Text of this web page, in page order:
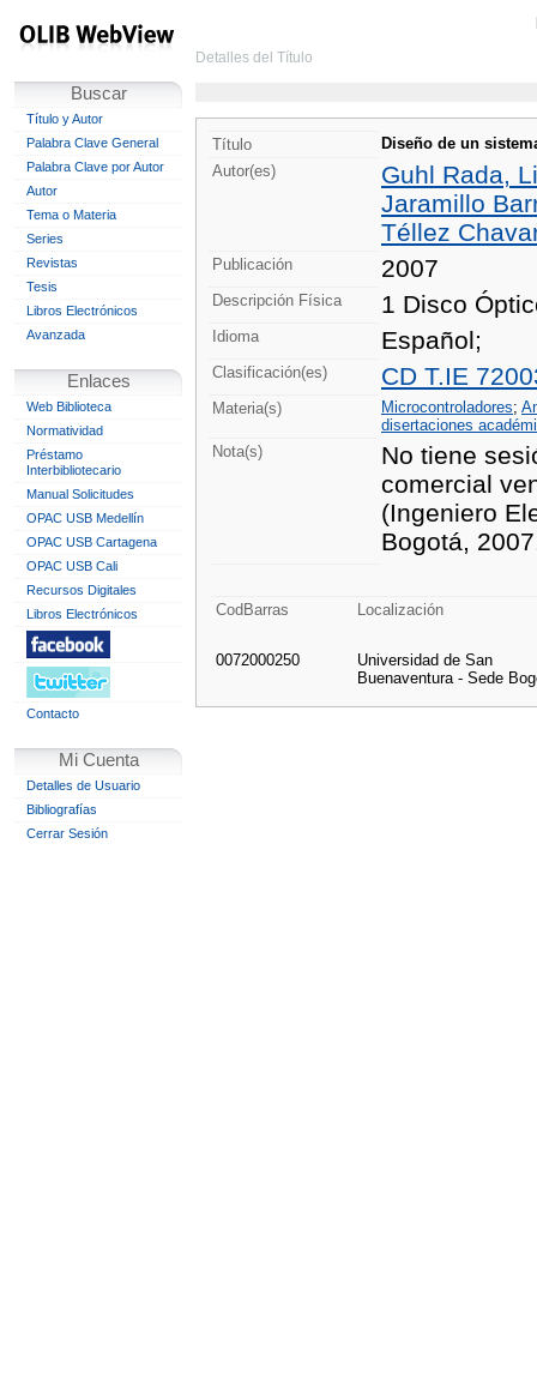
Buscar
Título y Autor
Palabra Clave General
Palabra Clave por Autor
Autor
Tema o Materia
Series
Revistas
Tesis
Libros Electrónicos
Avanzada
Enlaces
Web Biblioteca
Normatividad
Préstamo
Interbibliotecario
Manual Solicitudes
OPAC USB Medellín
OPAC USB Cartagena
OPAC USB Cali
Recursos Digitales
Libros Electrónicos
Contacto
Mi Cuenta
Detalles de Usuario
Bibliografías
Cerrar Sesión
Detalles del Título
Título
Diseño de un
Autor(es)
Guhl Rada,
Jaramillo
Téllez
Publicación 2007
Descripción Física 1 Disco
Idioma Español;
Clasificación(es) CD T.IE
Materia(s) Microcontroladores;
disertaciones
Nota(s)
No tiene
comercial
(Ingeniero
Bogotá,
CodBarras Localización
0072000250
Universidad de San
Buenaventura - Sede